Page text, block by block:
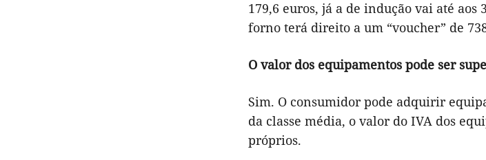
179,6 euros, já a de indução vai até
forno terá direito a um “voucher” de
O valor dos equipamentos pode ser
Sim. O consumidor pode adquirir
da classe média, o valor do IVA dos
próprios.